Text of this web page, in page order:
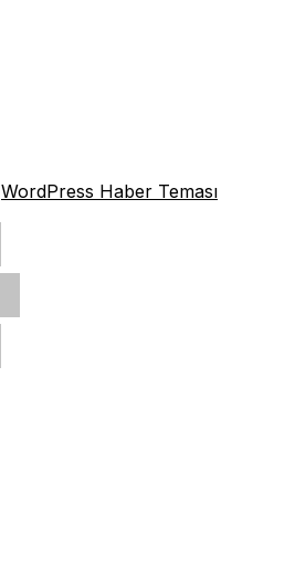
WordPress Haber Teması